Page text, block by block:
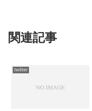
関連記事
twitter